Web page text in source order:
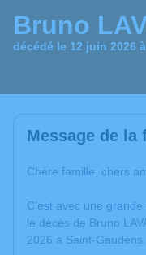
Bruno
décédé le 12 juin 2026
Message de la
Chère famille, chers
C’est avec une
le décès de Bruno
2026 à Saint-Gaudens.